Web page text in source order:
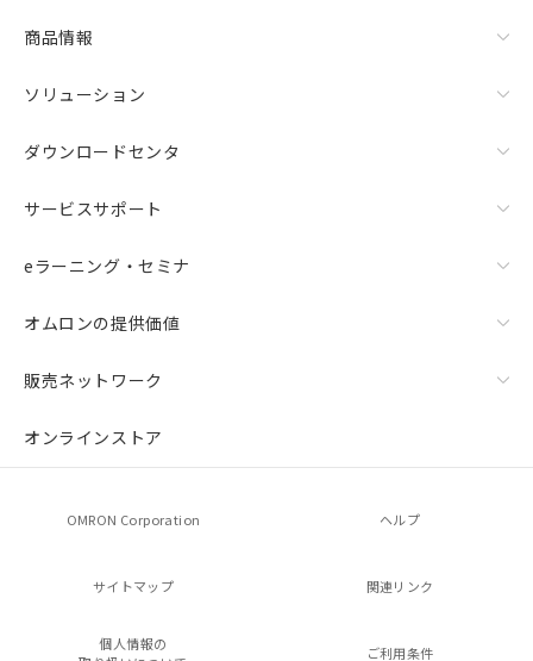
商品情報
ソリューション
ダウンロードセンタ
サービスサポート
eラーニング・セミナ
オムロンの提供価値
販売ネットワーク
オンラインストア
OMRON Corporation ヘルプ
サイトマップ 関連リンク
個人情報の
ご利用条件